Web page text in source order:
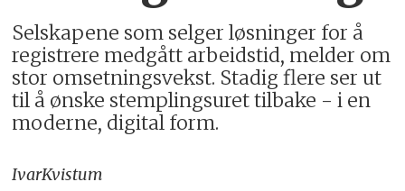
Selskapene som selger løsninger for å
registrere medgått arbeidstid, melder om
stor omsetningsvekst. Stadig flere ser ut
til å ønske stemplingsuret tilbake - i en
moderne, digital form.
IvarKvistum